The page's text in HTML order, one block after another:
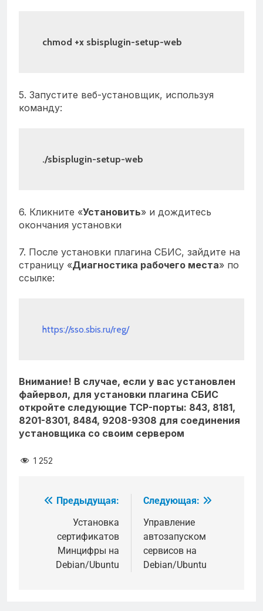
chmod +x sbisplugin-setup-web
5. Запустите веб-установщик, используя
команду:
./sbisplugin-setup-web
6. Кликните «Установить» и дождитесь
окончания установки
7. После установки плагина СБИС, зайдите на
страницу «Диагностика рабочего места» по
ссылке:
https://sso.sbis.ru/reg/
Внимание! В случае, если у вас установлен
файервол, для установки плагина СБИС
откройте следующие TCP-порты: 843, 8181,
8201-8301, 8484, 9208-9308 для соединения
установщика со своим сервером
1 252
Навигация
записям
Предыдущая:
Установка
cертификатов
Минцифры на
Debian/Ubuntu
Следующая:
Управление
автозапуском
сервисов на
Debian/Ubuntu